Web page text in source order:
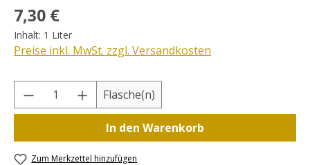
Regulärer Preis:
7,30 €
Inhalt: 1 Liter
Preise inkl. MwSt. zzgl. Versandkosten
Produkt Anzahl: Gib den gewünschten
Flasche(n)
In den Warenkorb
Zum Merkzettel hinzufügen